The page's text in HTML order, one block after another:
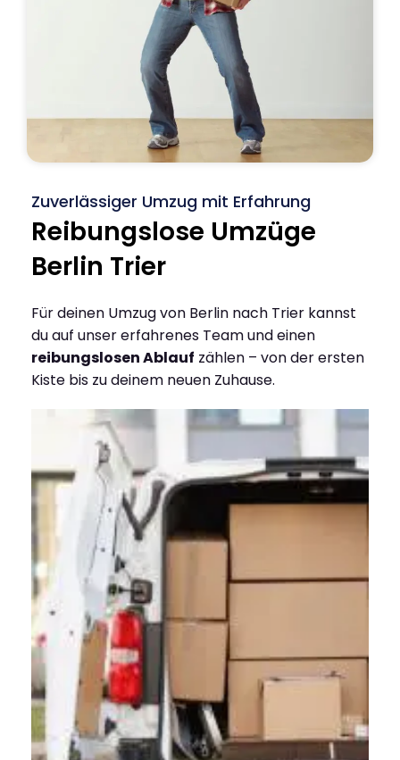
Zuverlässiger Umzug mit Erfahrung
Reibungslose Umzüge
Berlin Trier
Für deinen Umzug von Berlin nach Trier kannst
du auf unser erfahrenes Team und einen
reibungslosen Ablauf zählen – von der ersten
Kiste bis zu deinem neuen Zuhause.